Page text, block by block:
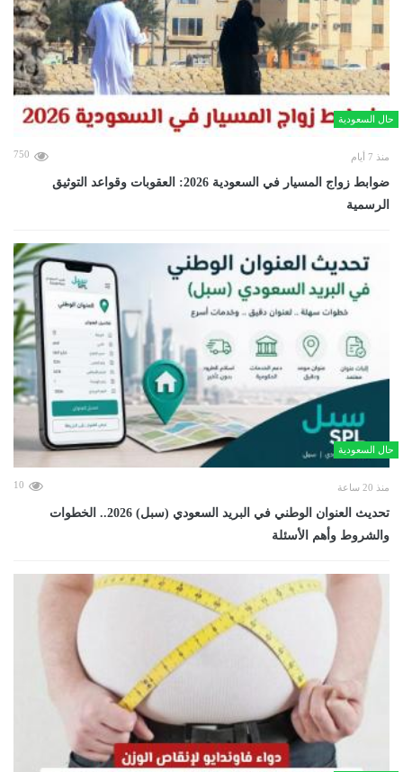
حال السعودية
منذ 7 أيام 750
ضوابط زواج المسيار في السعودية 2026: العقوبات وقواعد التوثيق
الرسمية
حال السعودية
منذ 20 ساعة 10
تحديث العنوان الوطني في البريد السعودي (سبل) 2026.. الخطوات
والشروط وأهم الأسئلة